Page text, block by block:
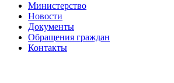
Министерство
Новости
Документы
Обращения граждан
Контакты